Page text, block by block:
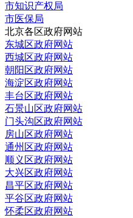
市知识产权局
市医保局
北京各区政府网站
东城区政府网站
西城区政府网站
朝阳区政府网站
海淀区政府网站
丰台区政府网站
石景山区政府网站
门头沟区政府网站
房山区政府网站
通州区政府网站
顺义区政府网站
大兴区政府网站
昌平区政府网站
平谷区政府网站
怀柔区政府网站